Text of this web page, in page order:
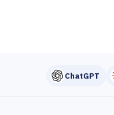
ChatGPT